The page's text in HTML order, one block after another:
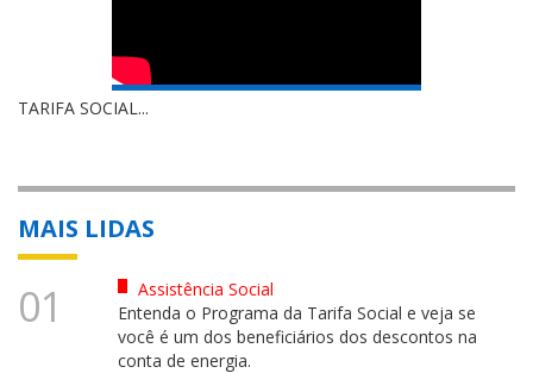
TARIFA SOCIAL...
MAIS LIDAS
01
Assistência Social
Entenda o Programa da Tarifa Social e veja se
você é um dos beneficiários dos descontos na
conta de energia.